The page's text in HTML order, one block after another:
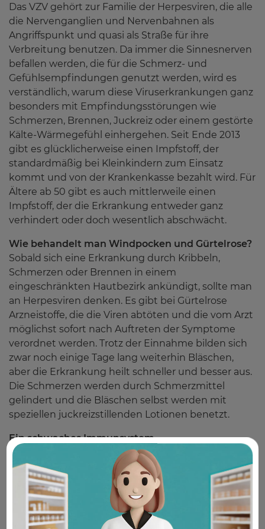
Das VZV gehört zur Familie der Herpesviren, die alle
die Nervenganglien und Nervenbahnen als
Angriffspunkt und quasi als Straße für ihre
Verbreitung benutzen. Da immer die Sinnesnerven
befallen werden, die für die Schmerz- und
Gefühlsempfindungen genutzt werden, wird es
verständlich, warum diese Viruserkrankungen ganz
besonders mit Empfindungsstörungen wie
Schmerzen, Brennen, Juckreiz oder einem gestörte
Kälte-Wärmegefühl einhergehen. Seit Ende 2013
gibt es glücklicherweise einen Impfstoff, der
standardmäßig bei Kleinkindern zum Einsatz
kommt und von der Krankenkasse bezahlt wird. Für
Ältere ab 50 gibt es auch mittlerweile einen
Impfstoff, der die Erkrankung entweder ganz
verhindert oder doch wesentlich abschwächt.
Wie behandelt man Windpocken und Gürtelrose?
Sobald sich eine Erkrankung durch Kribbeln,
Schmerzen oder Brennen in einem
eingeschränkten Hautbezirk ankündigt, sollte man
an Herpesviren denken. Es gibt bei Gürtelrose
Arzneistoffe, die die Viren abtöten und die vom Arzt
möglichst sofort nach Auftreten der Symptome
verordnet werden. Trotz der Einnahme bilden sich
zwar noch einige Tage lang weiterhin Bläschen,
aber die Erkrankung heilt schneller und besser aus.
Die Schmerzen werden durch Schmerzmittel
gelindert und die Bläschen selbst werden mit
speziellen juckreizstillenden Lotionen benetzt.
Ein schwaches Immunsystem
Eine Gürtelrose zeigt uns immer an, dass die
Immunabwehr nicht auf der Höhe ist. Wie
unterstützen wir unsere Immunzellen, damit sie
mit den unangenehmen Herpes-Viren besser fertig
werden? In der akuten Krankheitsphase stärkt eine
gute Portion Zink in Kombination mit Selen, Chrom,